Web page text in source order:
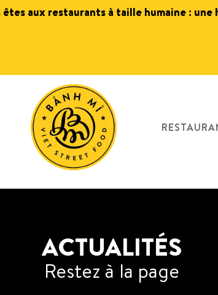
êtes aux restaurants à taille humaine :
ACTUALITÉS
Restez à la page